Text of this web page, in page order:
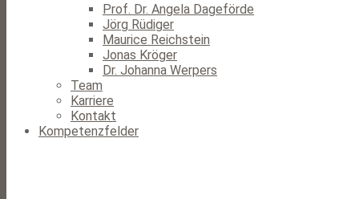
Prof. Dr. Angela Dageförde
Jörg Rüdiger
Maurice Reichstein
Jonas Kröger
Dr. Johanna Werpers
Team
Karriere
Kontakt
Kompetenzfelder